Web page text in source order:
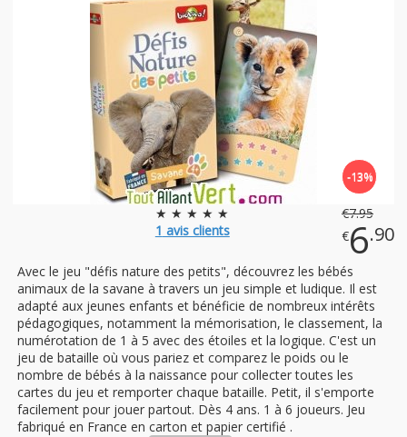
★ ★ ★ ★ ★
1 avis clients
-13%
€7.95
€6.90
Avec le jeu "défis nature des petits", découvrez les bébés
animaux de la savane à travers un jeu simple et ludique. Il est
adapté aux jeunes enfants et bénéficie de nombreux intérêts
pédagogiques, notamment la mémorisation, le classement, la
numérotation de 1 à 5 avec des étoiles et la logique. C'est un
jeu de bataille où vous pariez et comparez le poids ou le
nombre de bébés à la naissance pour collecter toutes les
cartes du jeu et remporter chaque bataille. Petit, il s'emporte
facilement pour jouer partout. Dès 4 ans. 1 à 6 joueurs. Jeu
fabriqué en France en carton et papier certifié .